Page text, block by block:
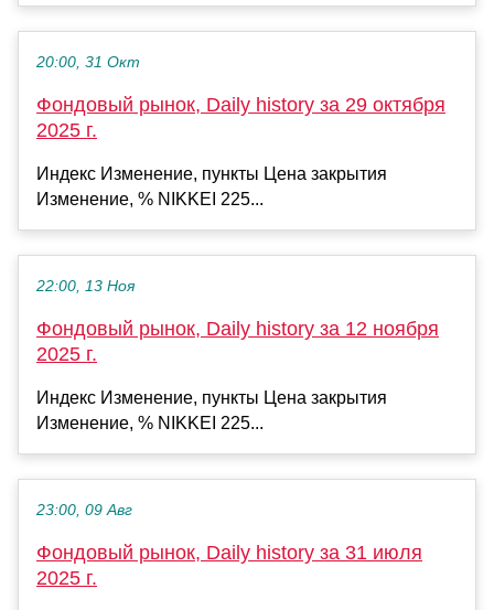
20:00, 31 Окт
Фондовый рынок, Daily history за 29 октября
2025 г.
Индекс Изменение, пункты Цена закрытия
Изменение, % NIKKEI 225...
22:00, 13 Ноя
Фондовый рынок, Daily history за 12 ноября
2025 г.
Индекс Изменение, пункты Цена закрытия
Изменение, % NIKKEI 225...
23:00, 09 Авг
Фондовый рынок, Daily history за 31 июля
2025 г.